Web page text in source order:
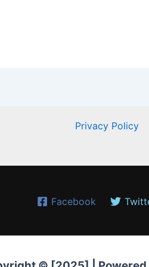
Privacy Policy
Facebook